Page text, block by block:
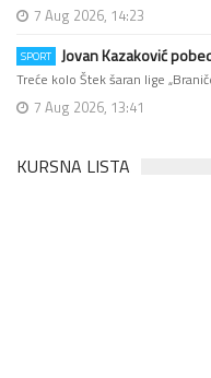
7 Aug 2026, 14:23
SPORT Jovan Kazaković
Treće kolo Štek šaran lige
7 Aug 2026, 13:41
KURSNA LISTA